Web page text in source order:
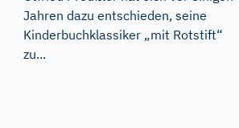
Jahren dazu entschieden, seine
Kinderbuchklassiker „mit Rotstift“
zu...